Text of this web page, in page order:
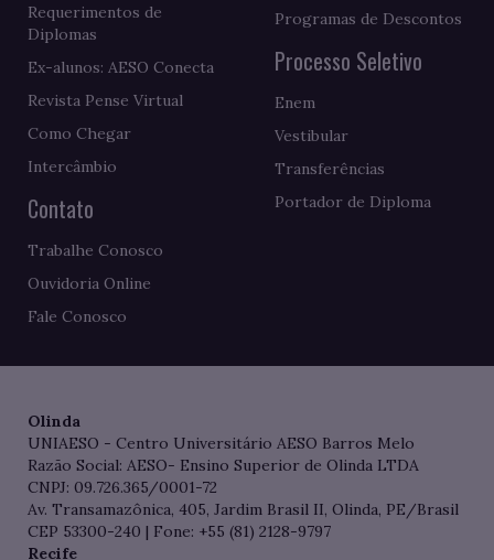
Requerimentos de
Diplomas
Ex-alunos: AESO Conecta
Revista Pense Virtual
Como Chegar
Intercâmbio
Contato
Trabalhe Conosco
Ouvidoria Online
Fale Conosco
Programas de Descontos
Processo Seletivo
Enem
Vestibular
Transferências
Portador de Diploma
Olinda
UNIAESO - Centro Universitário AESO Barros Melo
Razão Social: AESO- Ensino Superior de Olinda LTDA
CNPJ: 09.726.365/0001-72
Av. Transamazônica, 405, Jardim Brasil II, Olinda, PE/Brasil
CEP 53300-240 | Fone: +55 (81) 2128-9797
Recife